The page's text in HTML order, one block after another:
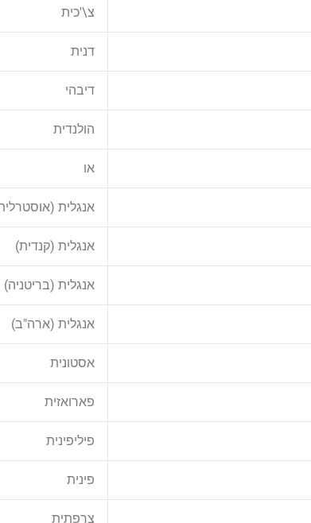
צ\'כית
דנית
דיבהי
הולנדית
או
אנגלית
אנגלית (קנדית)
אנגלית (בריטניה)
אנגלית (ארה"ב)
אסטונית
פארואזית
פיליפינית
פינית
צרפתית